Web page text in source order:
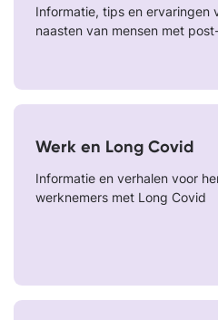
Informatie, tips en ervaringen
naasten van mensen met
Werk en Long Covid
Informatie en verhalen voor
werknemers met Long Covid